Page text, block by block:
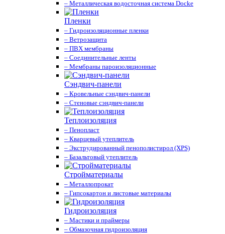
– Металлическая водосточная система Docke
Пленки
– Гидроизоляционные пленки
– Ветрозащита
– ПВХ мембраны
– Соединительные ленты
– Мембраны пароизоляционные
Сэндвич-панели
– Кровельные сэндвич-панели
– Стеновые сэндвич-панели
Теплоизоляция
– Пенопласт
– Кварцевый утеплитель
– Экструдированный пенополистирол (XPS)
– Базальтовый утеплитель
Стройматериалы
– Металлопрокат
– Гипсокартон и листовые материалы
Гидроизоляция
– Мастики и праймеры
– Обмазочная гидроизоляция